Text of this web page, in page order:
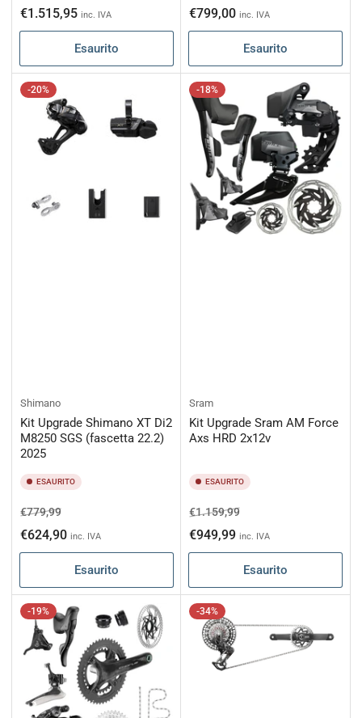
di
listino
scontato
€1.515,95 inc. IVA
Esaurito
Prezzo
di
€799,00 inc. IVA
Esaurito
-20%
Shimano
Kit Upgrade Shimano XT Di2
M8250 SGS (fascetta 22.2)
2025
ESAURITO
Prezzo
di
listino
€779,99Prezzo
scontato
€624,90 inc. IVA
Esaurito
-18%
Sram
Kit Upgrade Sram AM Force
Axs HRD 2x12v
ESAURITO
Prezzo
di
listino
€1.159,99Prezzo
scontato
€949,99 inc. IVA
Esaurito
-19% -34%